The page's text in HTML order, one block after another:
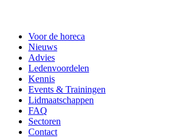
Voor de horeca
Nieuws
Advies
Ledenvoordelen
Kennis
Events & Trainingen
Lidmaatschappen
FAQ
Sectoren
Contact